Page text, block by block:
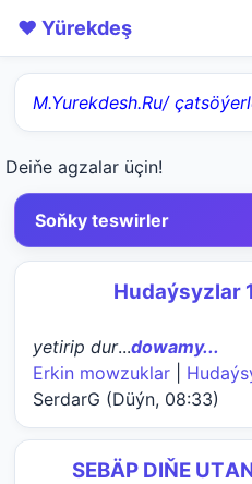
❤️ Yürekdeş
M.Yurekdesh.Ru/
Deiňe agzalar üçin!
Soňky teswirler
Hudaýsyzlar
yetirip dur...dowamy...
Erkin mowzuklar
SerdarG (Düýn, 08:33)
SEBÄP DIŇE